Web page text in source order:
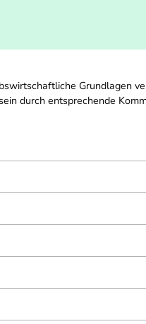
Grundlagen
durch entsprechende